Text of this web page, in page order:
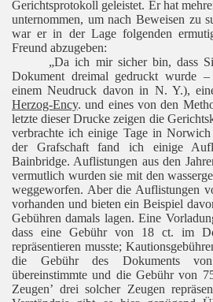
Gerichtsprotokoll geleistet. Er hat
unternommen, um nach Beweisen zu
war er in der Lage folgenden
Freund abzugeben:
„Da ich mir sicher bin, dass
Dokument dreimal gedruckt wurde
einem Neudruck davon in N. Y.),
Herzog-Ency. und eines von den
letzte dieser Drucke zeigen die
verbrachte ich einige Tage in
der Grafschaft fand ich einige
Bainbridge. Auflistungen aus den
vermutlich wurden sie mit den
weggeworfen. Aber die Auflistungen
vorhanden und bieten ein Beispiel
Gebühren damals lagen. Eine
dass eine Gebühr von 18 ct. im
repräsentieren musste;
die Gebühr des Dokuments
übereinstimmte und die Gebühr von
Zeugen’ drei solcher Zeugen